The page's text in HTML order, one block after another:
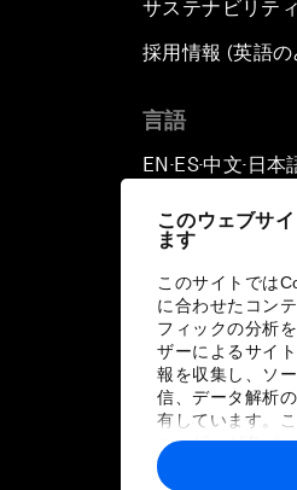
このウェブサ
ます
このサイトでは
に合わせたコン
フィックの分析
ザーによるサイ
報を収集し、ソ
信、データ解析
有しています。
ユーザーが各パ
報や各パートナ
サステナビリテ
採用情報 (英語の
言語
EN ▪ES▪中文▪ 日本